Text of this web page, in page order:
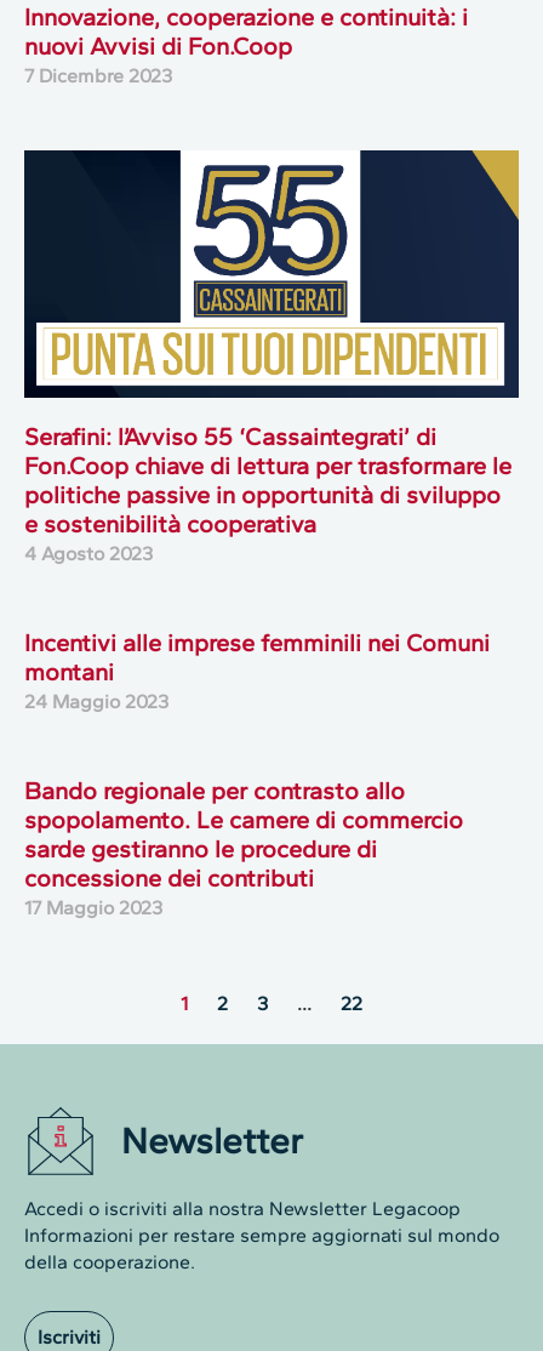
Innovazione, cooperazione e continuità: i
nuovi Avvisi di Fon.Coop
7 Dicembre 2023
Serafini: l’Avviso 55 ‘Cassaintegrati’ di
Fon.Coop chiave di lettura per trasformare le
politiche passive in opportunità di sviluppo
e sostenibilità cooperativa
4 Agosto 2023
Incentivi alle imprese femminili nei Comuni
montani
24 Maggio 2023
Bando regionale per contrasto allo
spopolamento. Le camere di commercio
sarde gestiranno le procedure di
concessione dei contributi
17 Maggio 2023
1 2 3 … 22
Newsletter
Accedi o iscriviti alla nostra Newsletter Legacoop
Informazioni per restare sempre aggiornati sul mondo
della cooperazione.
Iscriviti